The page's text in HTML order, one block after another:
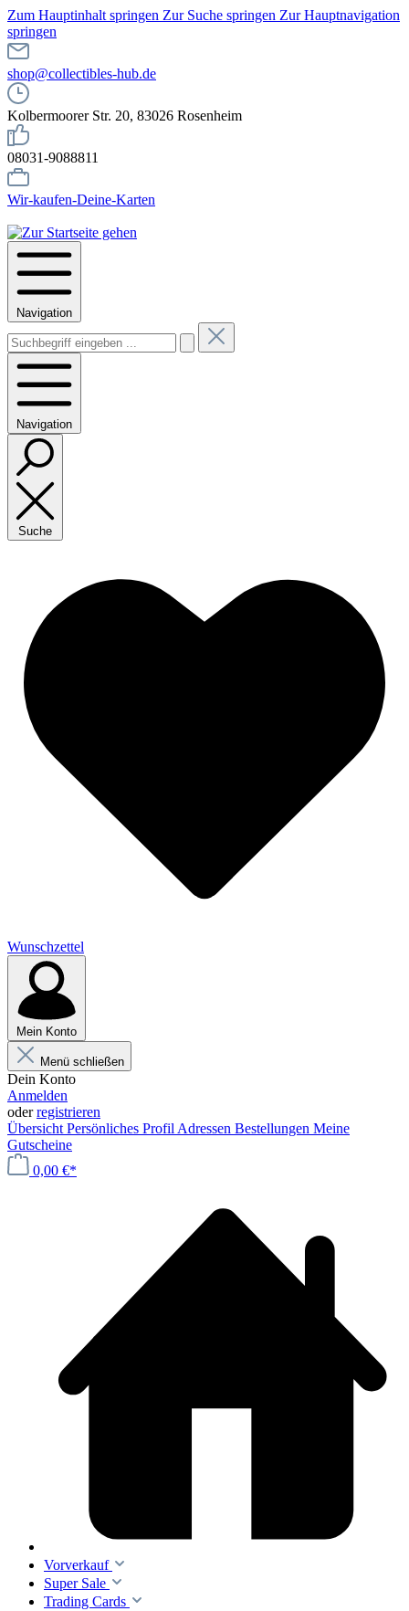
Zum Hauptinhalt springen Zur Suche springen Zur Hauptnavigation
springen
shop@collectibles-hub.de
Kolbermoorer Str. 20, 83026 Rosenheim
08031-9088811
Wir-kaufen-Deine-Karten
Navigation
Navigation
Suche
Wunschzettel
Mein Konto
Menü schließen
Dein Konto
Anmelden
oderregistrieren
Übersicht Persönliches Profil Adressen Bestellungen Meine
Gutscheine
0,00 €*
Vorverkauf
Super Sale
Trading Cards